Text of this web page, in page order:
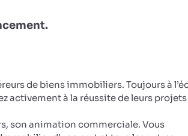
de biens immobiliers. Toujours à
activement à la réussite de leurs projets
son animation commerciale. Vous